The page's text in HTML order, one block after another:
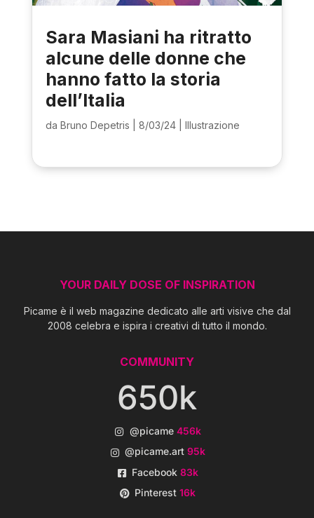
Sara Masiani ha ritratto
alcune delle donne che
hanno fatto la storia
dell’Italia
da Bruno Depetris 8/03/24| Illustrazione
YOUR DAILY DOSE OF INSPIRATION
Picame è il web magazine dedicato alle arti visive che dal
2008 celebra e ispira i creativi di tutto il mondo.
COMMUNITY
650k
@picame 456k
@picame.art95k
Facebook83k
Pinterest16k